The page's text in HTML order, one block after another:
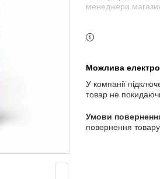
менеджери
У компанії
товар не
повернення